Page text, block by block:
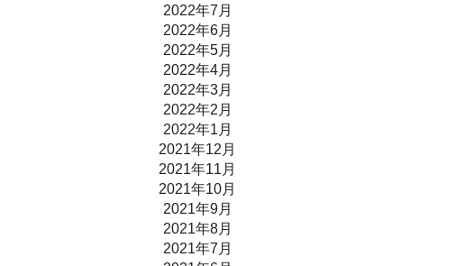
2022年7月
2022年6月
2022年5月
2022年4月
2022年3月
2022年2月
2022年1月
2021年12月
2021年11月
2021年10月
2021年9月
2021年8月
2021年7月